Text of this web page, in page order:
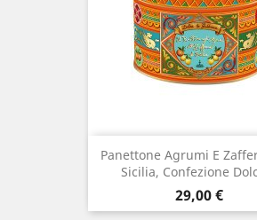
Panettone Agrumi E
Sicilia, Confezione
Prezzo
29,00 €